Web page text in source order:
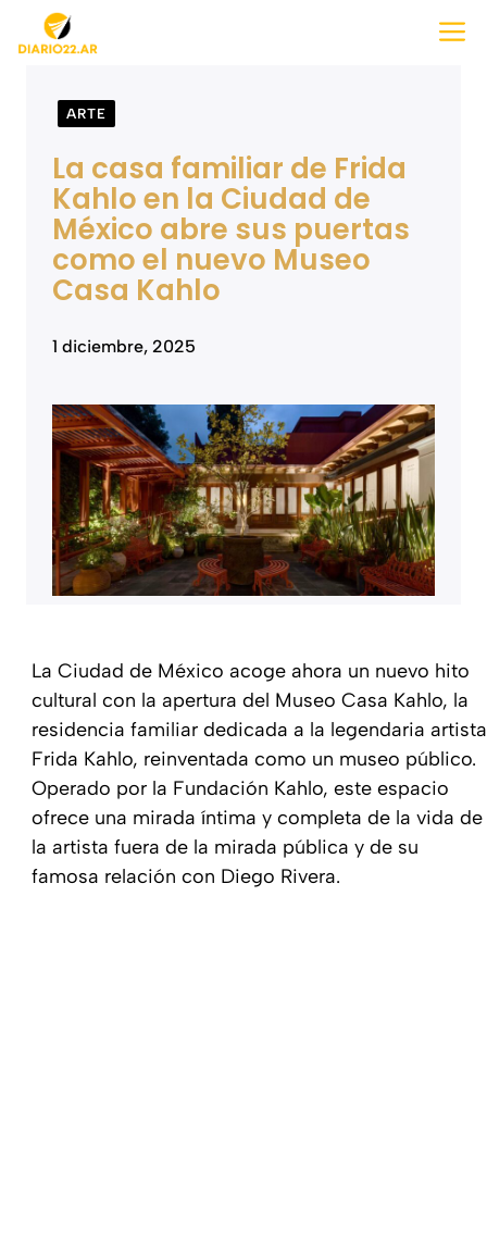
Saltar
ARTE
La casa familiar de Frida
Kahlo en la Ciudad de
México abre sus puertas
como el nuevo Museo
Casa Kahlo
1 diciembre, 2025
La Ciudad de México acoge ahora un nuevo hito
cultural con la apertura del Museo Casa Kahlo, la
residencia familiar dedicada a la legendaria artista
Frida Kahlo, reinventada como un museo público.
Operado por la Fundación Kahlo, este espacio
ofrece una mirada íntima y completa de la vida de
la artista fuera de la mirada pública y de su
famosa relación con Diego Rivera.